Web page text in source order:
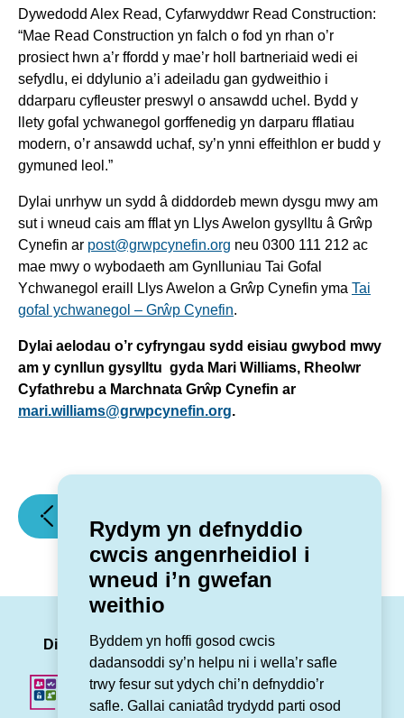
Rydym yn defnyddio
cwcis angenrheidiol i
wneud i’n gwefan
weithio
Byddem yn hoffi gosod cwcis
dadansoddi sy’n helpu ni i wella’r safle
trwy fesur sut ydych chi’n defnyddio’r
safle. Gallai caniatâd trydydd parti osod
Dywedodd Alex Read, Cyfarwyddwr Read Construction:
“Mae Read Construction yn falch o fod yn rhan o’r
prosiect hwn a’r ffordd y mae’r holl bartneriaid wedi ei
sefydlu, ei ddylunio a’i adeiladu gan gydweithio i
ddarparu cyfleuster preswyl o ansawdd uchel. Bydd y
llety gofal ychwanegol gorffenedig yn darparu fflatiau
modern, o’r ansawdd uchaf, sy’n ynni effeithlon er budd y
gymuned leol.”
Dylai unrhyw un sydd â diddordeb mewn dysgu mwy am
sut i wneud cais am fflat yn Llys Awelon gysylltu â Grŵp
Cynefin ar post@grwpcynefin.org neu 0300 111 212 ac
mae mwy o wybodaeth am Gynlluniau Tai Gofal
Ychwanegol eraill Llys Awelon a Grŵp Cynefin yma Tai
gofal ychwanegol – Grŵp Cynefin.
Dylai aelodau o’r cyfryngau sydd eisiau gwybod mwy
am y cynllun gysylltu gyda Mari Williams, Rheolwr
Cyfathrebu a Marchnata Grŵp Cynefin ar
mari.williams@grwpcynefin.org.
(Dathlu
gwasanaeth
'wreiddio
gymuned')
Brif
Weinidog
yn
newydd
yn
natblygiad
Maes
Dilynwch ni LinkedIn
Facebook
Twitter